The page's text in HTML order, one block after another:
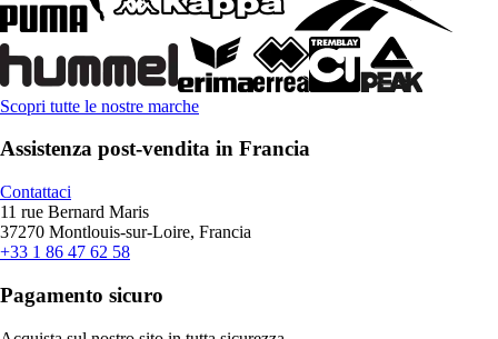
Scopri tutte le nostre marche
Assistenza post-vendita in Francia
Contattaci
11 rue Bernard Maris
37270 Montlouis-sur-Loire, Francia
+33 1 86 47 62 58
Pagamento sicuro